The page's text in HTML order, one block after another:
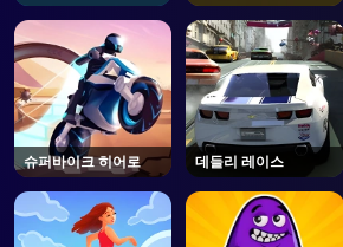
슈퍼바이크 히어로 데들리 레이스